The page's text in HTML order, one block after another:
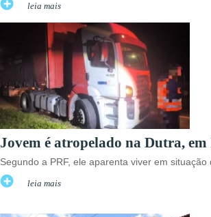
leia mais
Jovem é atropelado na Dutra,
Segundo a PRF, ele aparenta viver em situação
leia mais